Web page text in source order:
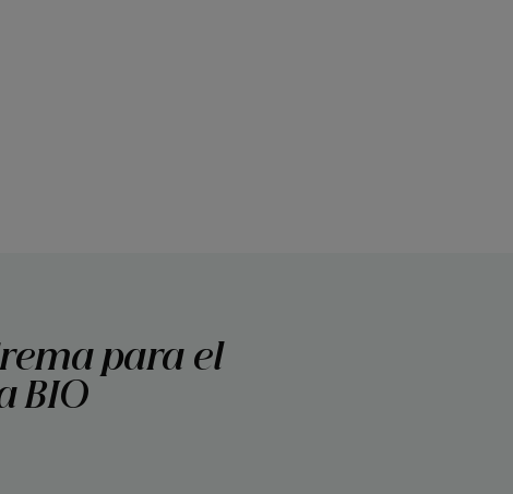
para el
BIO